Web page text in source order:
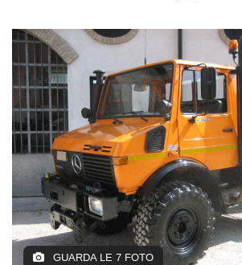
IMBARCAZIONI
ACQUISTIAMO USATO
ASSISTENZA
CONTATTI
GUARDA LE 7 FOTO